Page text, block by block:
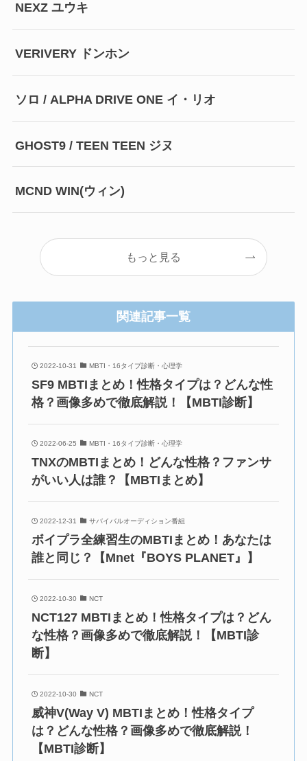
NEXZ ユウキ
VERIVERY ドンホン
ソロ / ALPHA DRIVE ONE イ・リオ
GHOST9 / TEEN TEEN ジヌ
MCND WIN(ウィン)
もっと見る
関連記事一覧
2022-10-31 MBTI・16タイプ診断・心理学
SF9 MBTIまとめ！性格タイプは？どんな性
格？画像多めで徹底解説！【MBTI診断】
2022-06-25 MBTI・16タイプ診断・心理学
TNXのMBTIまとめ！どんな性格？ファンサ
がいい人は誰？【MBTIまとめ】
2022-12-31 サバイバルオーディション番組
ボイプラ全練習生のMBTIまとめ！あなたは
誰と同じ？【Mnet『BOYS PLANET』】
2022-10-30 NCT
NCT127 MBTIまとめ！性格タイプは？どん
な性格？画像多めで徹底解説！【MBTI診
断】
2022-10-30 NCT
威神V(Way V) MBTIまとめ！性格タイプ
は？どんな性格？画像多めで徹底解説！
【MBTI診断】